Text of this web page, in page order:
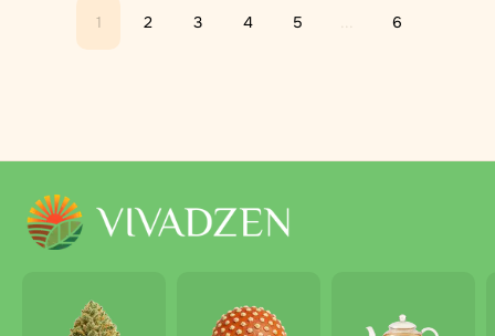
1 2 3 4 5 ... 6